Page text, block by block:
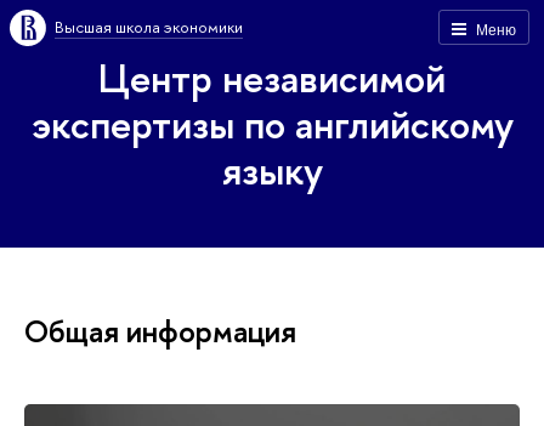
Меню
Высшая школа экономики
Центр независимой
экспертизы по английскому
языку
Общая информация